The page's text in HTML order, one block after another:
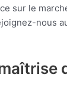
sur le
nous